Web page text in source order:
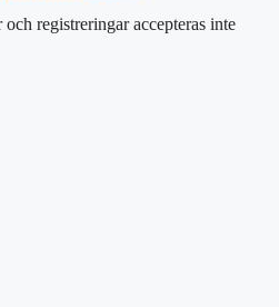
registreringar accepteras inte